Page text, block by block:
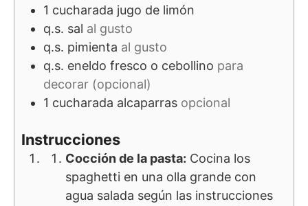
1 cucharada jugo de limón
q.s. sal al gusto
q.s. pimienta al gusto
q.s. eneldo fresco o cebollino para
decorar (opcional)
1 cucharada alcaparras opcional
Instrucciones
Cocción de la pasta: Cocina los
spaghetti en una olla grande con
agua salada según las instrucciones